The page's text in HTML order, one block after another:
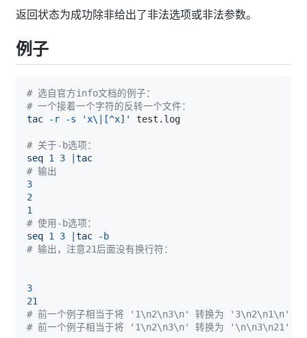
返回状态为成功除非给出了非法选项或非法参数。
例子
# 选自官方info文档的例子：
# 一个接着一个字符的反转一个文件：
tac
-r -s 'x\|[^x]'
# 关于-b选项：
seq 1 3
tac
# 输出
3
2
1
# 使用-b选项：
seq 1 3 tac
-b
# 输出，注意21后面没有换行符：
3
21
# 前一个例子相当于将 '1\n2\n3\n' 转换为 '3\n2\n1\n'
# 前一个例子相当于将 '1\n2\n3\n' 转换为 '\n\n3\n21'